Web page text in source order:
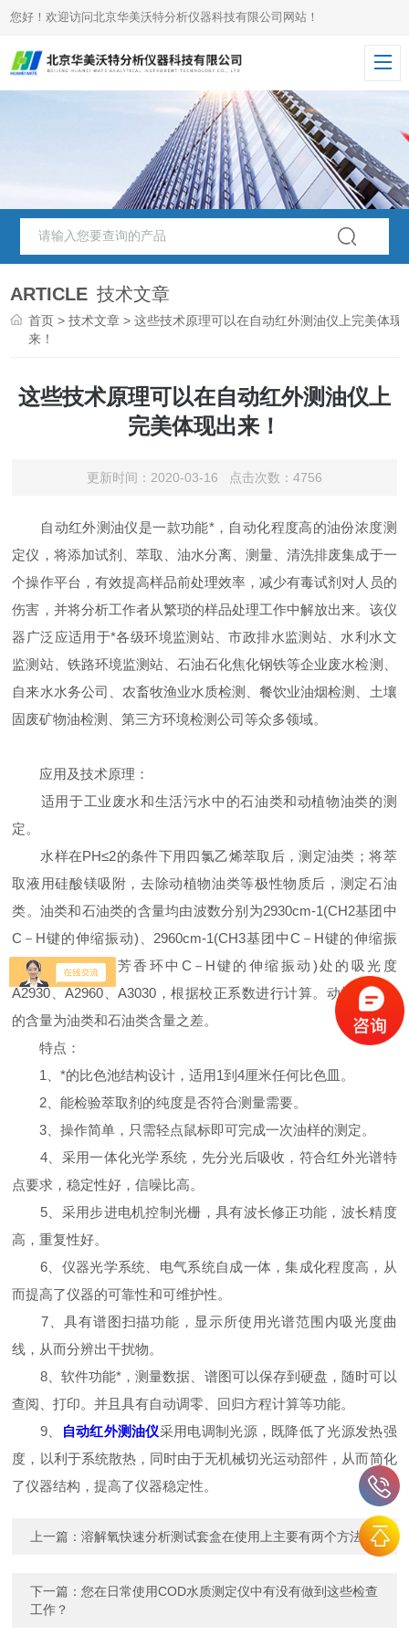
您好！欢迎访问北京华美沃特分析仪器科技有限公司网站！
ARTICLE 技术文章
首页 >技术文章 > 这些技术原理可以在自动红外测油仪上完美体现
来！
这些技术原理可以在自动红外测油仪上
完美体现出来！
更新时间：2020-03-16 点击次数：4756
自动红外测油仪是一款功能*，自动化程度高的油份浓度测
定仪，将添加试剂、萃取、油水分离、测量、清洗排废集成于一
个操作平台，有效提高样品前处理效率，减少有毒试剂对人员的
伤害，并将分析工作者从繁琐的样品处理工作中解放出来。该仪
器广泛应适用于*各级环境监测站、市政排水监测站、水利水文
监测站、铁路环境监测站、石油石化焦化钢铁等企业废水检测、
自来水水务公司、农畜牧渔业水质检测、餐饮业油烟检测、土壤
固废矿物油检测、第三方环境检测公司等众多领域。
应用及技术原理：
适用于工业废水和生活污水中的石油类和动植物油类的测
定。
水样在PH≤2的条件下用四氯乙烯萃取后，测定油类；将萃
取液用硅酸镁吸附，去除动植物油类等极性物质后，测定石油
类。油类和石油类的含量均由波数分别为2930cm-1(CH2基团中
C－H键的伸缩振动)、2960cm-1(CH3基团中C－H键的伸缩振
动)、3030cm-1(芳香环中C－H键的伸缩振动)处的吸光度
A2930、A2960、A3030，根据校正系数进行计算。动植物油类
的含量为油类和石油类含量之差。
特点：
1、*的比色池结构设计，适用1到4厘米任何比色皿。
2、能检验萃取剂的纯度是否符合测量需要。
3、操作简单，只需轻点鼠标即可完成一次油样的测定。
4、采用一体化光学系统，先分光后吸收，符合红外光谱特
点要求，稳定性好，信噪比高。
5、采用步进电机控制光栅，具有波长修正功能，波长精度
高，重复性好。
6、仪器光学系统、电气系统自成一体，集成化程度高，从
而提高了仪器的可靠性和可维护性。
7、具有谱图扫描功能，显示所使用光谱范围内吸光度曲
线，从而分辨出干扰物。
8、软件功能*，测量数据、谱图可以保存到硬盘，随时可以
查阅、打印。并且具有自动调零、回归方程计算等功能。
9、
自动红外测油仪采用电调制光源，既降低了光源发热强
度，以利于系统散热，同时由于无机械切光运动部件，从而简化
了仪器结构，提高了仪器稳定性。
上一篇：溶解氧快速分析测试套盒在使用上主要有两个方法
下一篇：您在日常使用COD水质测定仪中有没有做到这些检查
工作？